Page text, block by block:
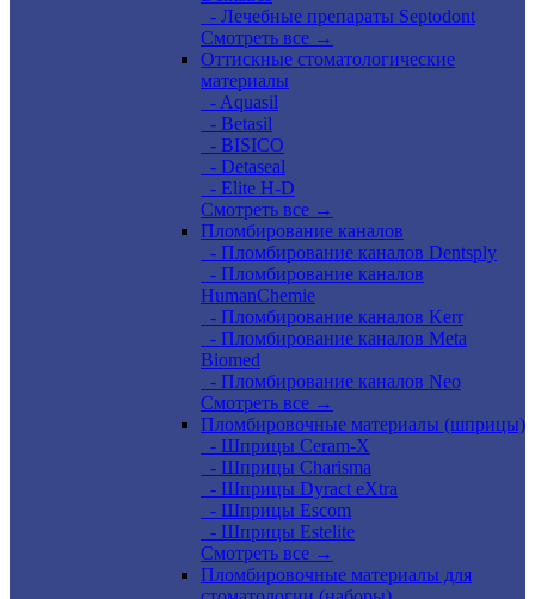
- Лечебные препараты Septodont
Смотреть все →
Оттискные стоматологические
материалы
- Aquasil
- Betasil
- BISICO
- Detaseal
- Elite H-D
Смотреть все →
Пломбирование каналов
- Пломбирование каналов Dentsply
- Пломбирование каналов
HumanChemie
- Пломбирование каналов Kerr
- Пломбирование каналов Meta
Biomed
- Пломбирование каналов Neo
Смотреть все →
Пломбировочные материалы (шприцы)
- Шприцы Ceram-X
- Шприцы Charisma
- Шприцы Dyract eXtra
- Шприцы Escom
- Шприцы Estelite
Смотреть все →
Пломбировочные материалы для